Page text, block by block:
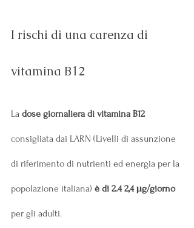
I rischi di una carenza di
vitamina B12
La dose giornaliera di vitamina B12
consigliata dai LARN (Livelli di assunzione
di riferimento di nutrienti ed energia per la
popolazione italiana) è di 2.4 2,4 μg/giorno
per gli adulti.